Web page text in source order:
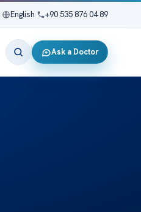
English +90 535 876 04 89
Ask a Doctor